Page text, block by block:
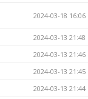
2024-03-18 16:06
2024-03-13 21:48
2024-03-13 21:46
2024-03-13 21:45
2024-03-13 21:44